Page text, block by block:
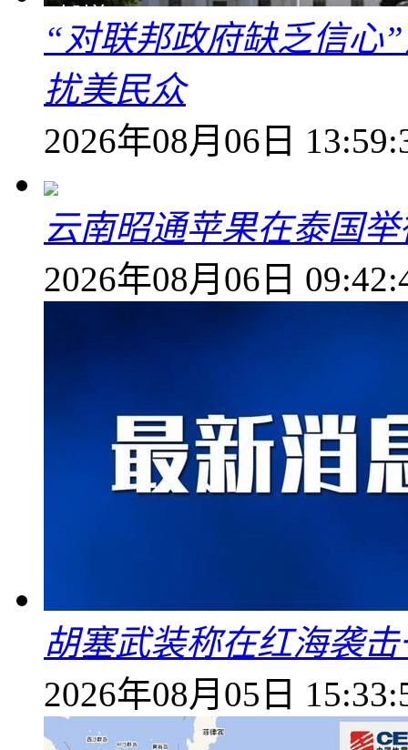
“对联邦政府缺乏信心
扰美民众
2026年08月06日
云南昭通苹果在泰国
2026年08月06日
胡塞武装称在红海袭
2026年08月05日